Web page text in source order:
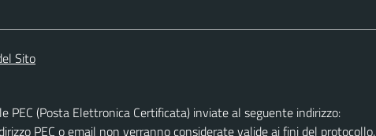
Sito
PEC (Posta Elettronica Certificata) inviate al seguente indirizzo:
PEC o email non verranno considerate valide ai fini del protocollo.